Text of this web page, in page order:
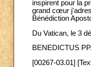
inspirent pour la
grand cœur
Bénédiction
Du Vatican, le 3
BENEDICTUS
[00267-03.01]